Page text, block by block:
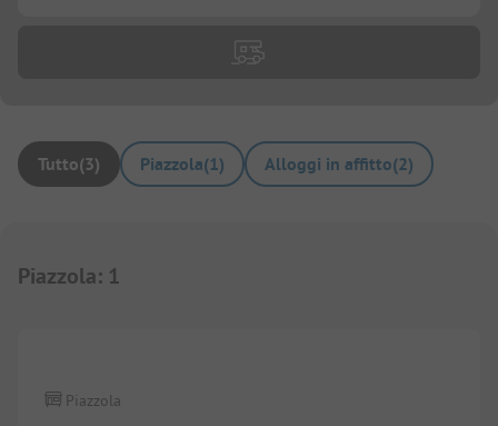
Tutto(3) Piazzola(1) Alloggi in affitto(2)
Piazzola: 1
Piazzola